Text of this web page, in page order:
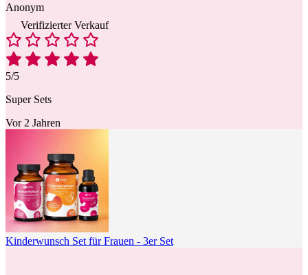
Anonym
Verifizierter Verkauf
5/5
Super Sets
Vor 2 Jahren
Kinderwunsch Set für Frauen - 3er Set